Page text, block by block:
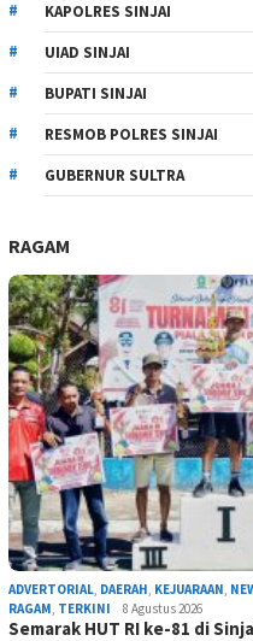
KAPOLRES SINJAI
UIAD SINJAI
BUPATI SINJAI
RESMOB POLRES SINJAI
GUBERNUR SULTRA
RAGAM
ADVERTORIAL, DAERAH, KEJUARAAN,
RAGAM, TERKINI 8 Agustus 2026
Semarak HUT RI ke-81 di